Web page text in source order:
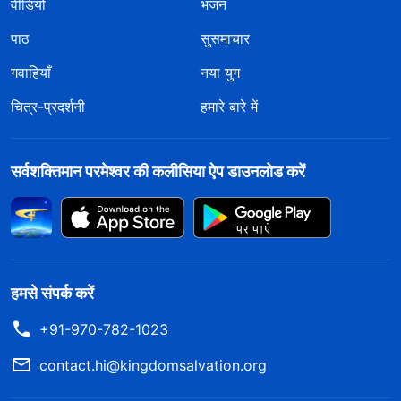
वीडियो
भजन
पाठ
सुसमाचार
गवाहियाँ
नया युग
चित्र-प्रदर्शनी
हमारे बारे में
सर्वशक्तिमान परमेश्वर की कलीसिया ऐप डाउनलोड करें
हमसे संपर्क करें
+91-970-782-1023
contact.hi@kingdomsalvation.org